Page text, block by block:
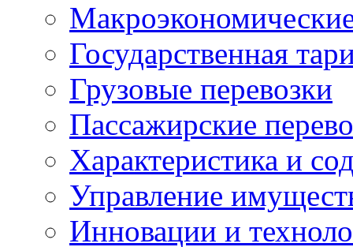
Государственная
Грузовые перевозки
Пассажирские
Характеристика и
Управление
Инновации и